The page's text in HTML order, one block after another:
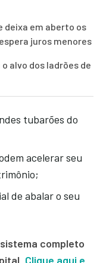
deixa em aberto os
juros menores
alvo dos ladrões de
tubarões do
acelerar seu
de abalar o seu
completo
Clique aqui e